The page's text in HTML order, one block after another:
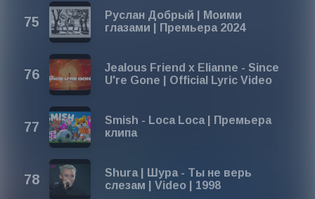
Руслан Добрый | Моими
глазами | Премьера 2024
Jealous Friend x Elianne - Since
U're Gone | Official Lyric Video
Smish - Loca Loca | Премьера
клипа
Shura | Шура - Ты не верь
слезам | Video | 1998